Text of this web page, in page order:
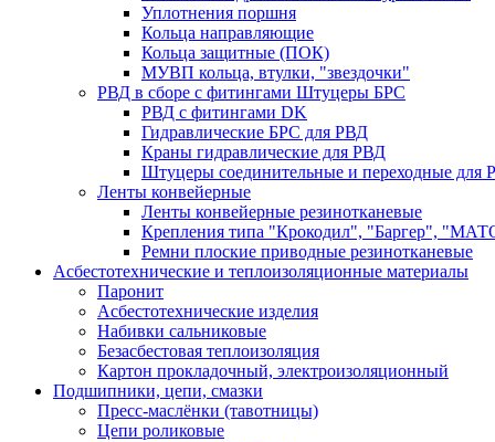
Уплотнения поршня
Кольца направляющие
Кольца защитные (ПОК)
МУВП кольца, втулки, "звездочки"
РВД в сборе с фитингами Штуцеры БРС
РВД с фитингами DK
Гидравлические БРС для РВД
Краны гидравлические для РВД
Штуцеры соединительные и переходные для
Ленты конвейерные
Ленты конвейерные резинотканевые
Крепления типа "Крокодил", "Баргер",
Ремни плоские приводные резинотканевые
Асбестотехнические и теплоизоляционные материалы
Паронит
Асбестотехнические изделия
Набивки сальниковые
Безасбестовая теплоизоляция
Картон прокладочный, электроизоляционный
Подшипники, цепи, смазки
Пресс-маслёнки (тавотницы)
Цепи роликовые